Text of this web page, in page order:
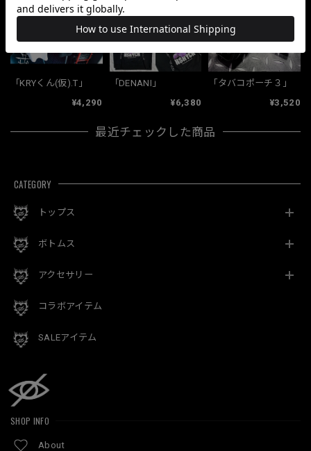
「KRYくん(仮).T」
¥4,290
「DENANI」
¥6,380
「タバコポーチ３」
¥3,520
最近チェックした商品
CATEGORY
トップス
ボトムス
アクセサリー
コラボアイテム
SALEアイテム
SHOP INFO
About